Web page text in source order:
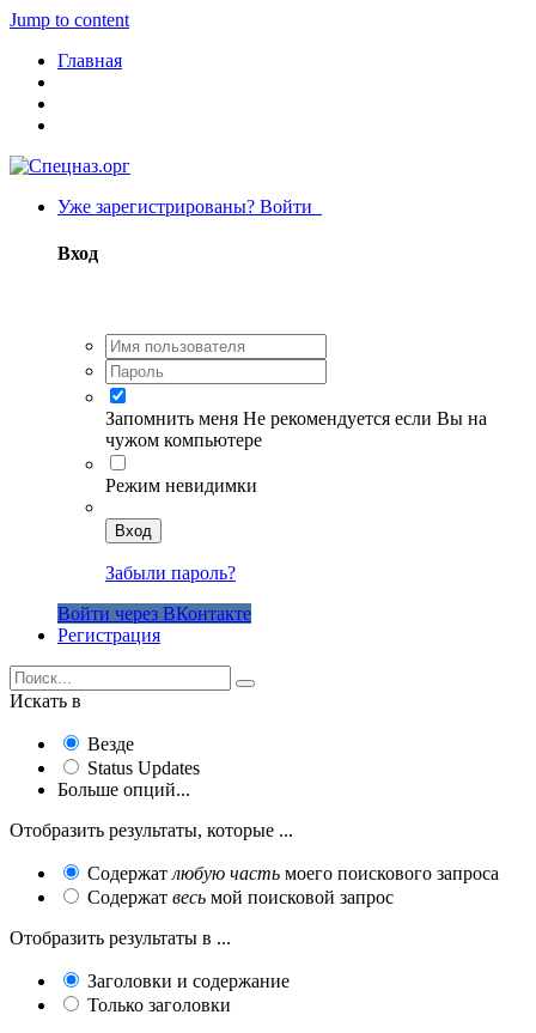
Jump to content
Главная
Уже зарегистрированы? Войти
Вход
Запомнить меня Не рекомендуется если Вы на
чужом компьютере
Режим невидимки
Вход
Забыли пароль?
Войти через ВКонтакте
Регистрация
Искать в
Везде
Status Updates
Больше опций...
Отобразить результаты, которые ...
Содержат любую часть моего поискового запроса
Содержат весь мой поисковой запрос
Отобразить результаты в ...
Заголовки и содержание
Только заголовки